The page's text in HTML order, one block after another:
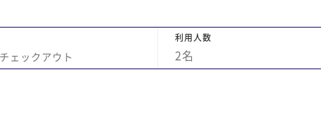
チェックアウト
利用人数
2名